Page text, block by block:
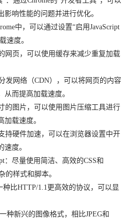
响性能的问题并进行优化。
中，可以通过设置“启用JavaScript
速度。
网页，可以使用缓存来减少重复加载
发网络（CDN），可以将网页的内容
而提高加载速度。
的图片，可以使用图片压缩工具进行
加载速度。
持硬件加速，可以在浏览器设置中开
速度。
：尽量使用简洁、高效的CSS和
的样式和脚本。
比HTTP/1.1更高效的协议，可以显
种新兴的图像格式，相比JPEG和